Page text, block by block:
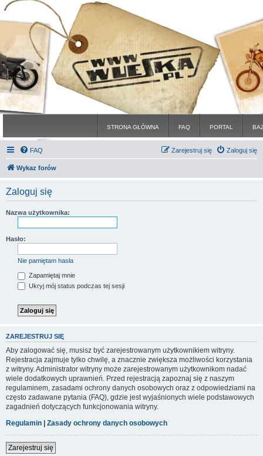
STRONA GŁÓWNA FAQ PORTAL
FAQ Zaloguj się
Zarejestruj się
Wykaz forów
Zaloguj się
Nazwa użytkownika:
Hasło:
Nie pamiętam hasła
Zapamiętaj mnie
Ukryj mój status podczas tej sesji
ZAREJESTRUJ SIĘ
Aby zalogować się, musisz być zarejestrowanym użytkownikiem witryny.
Rejestracja zajmuje tylko chwilę, a znacznie zwiększa możliwości korzystania
z witryny. Administrator witryny może zarejestrowanym użytkownikom nadać
wiele dodatkowych uprawnień. Przed rejestracją zapoznaj się z naszym
regulaminem, zasadami ochrony danych osobowych oraz z odpowiedziami na
często zadawane pytania (FAQ), gdzie jest wyjaśnionych wiele podstawowych
zagadnień dotyczących funkcjonowania witryny.
Regulamin | Zasady ochrony danych osobowych
Zarejestruj się